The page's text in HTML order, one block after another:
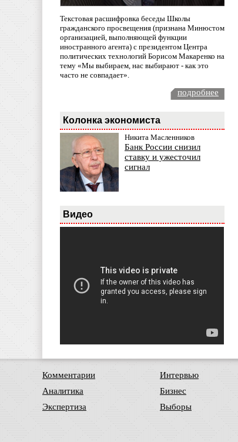
Текстовая расшифровка беседы Школы
гражданского просвещения (признана Минюстом
организацией, выполняющей функции
иностранного агента) с президентом Центра
политических технологий Борисом Макаренко на
тему «Мы выбираем, нас выбирают - как это
часто не совпадает».
подробнее
Колонка экономиста
Никита Масленников
Банк России снизил
ставку и ужесточил
сигнал
Видео
Комментарии
Аналитика
Экспертиза
Интервью
Бизнес
Выборы